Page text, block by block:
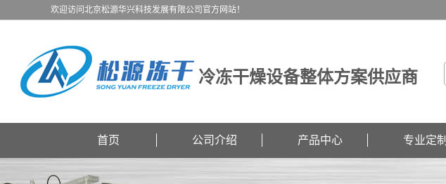
欢迎访问北京松源华兴科技发展有限公司官方网站！
冷冻干燥设备整体方案供应商
首页 公司介绍 产品中心 专业定制